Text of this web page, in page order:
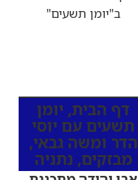
ב"יומן תשעים"
דף הבית, יומן
תשעים עם יוסי
הדר ומשה גבאי,
מבזקים, נתניה